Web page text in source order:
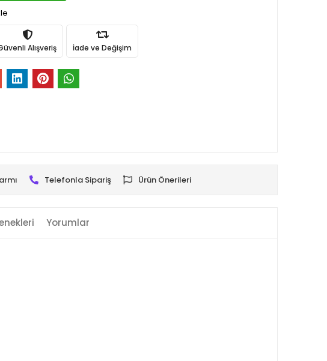
Alışveriş İade ve Değişim
Telefonla Sipariş Ürün Önerileri
Yorumlar